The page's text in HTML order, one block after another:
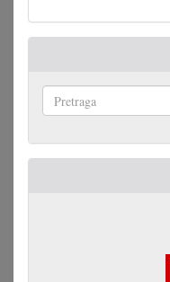
mladih?